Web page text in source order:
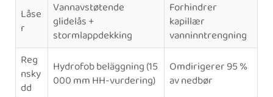
Låse
r
Vannavstøtende
glidelås +
stormlappdekking
Forhindrer
kapillær
vanninntrengning
Reg
nsky
dd
Hydrofob beläggning (15
000 mm HH-vurdering)
Omdirigerer 95 %
av nedbør